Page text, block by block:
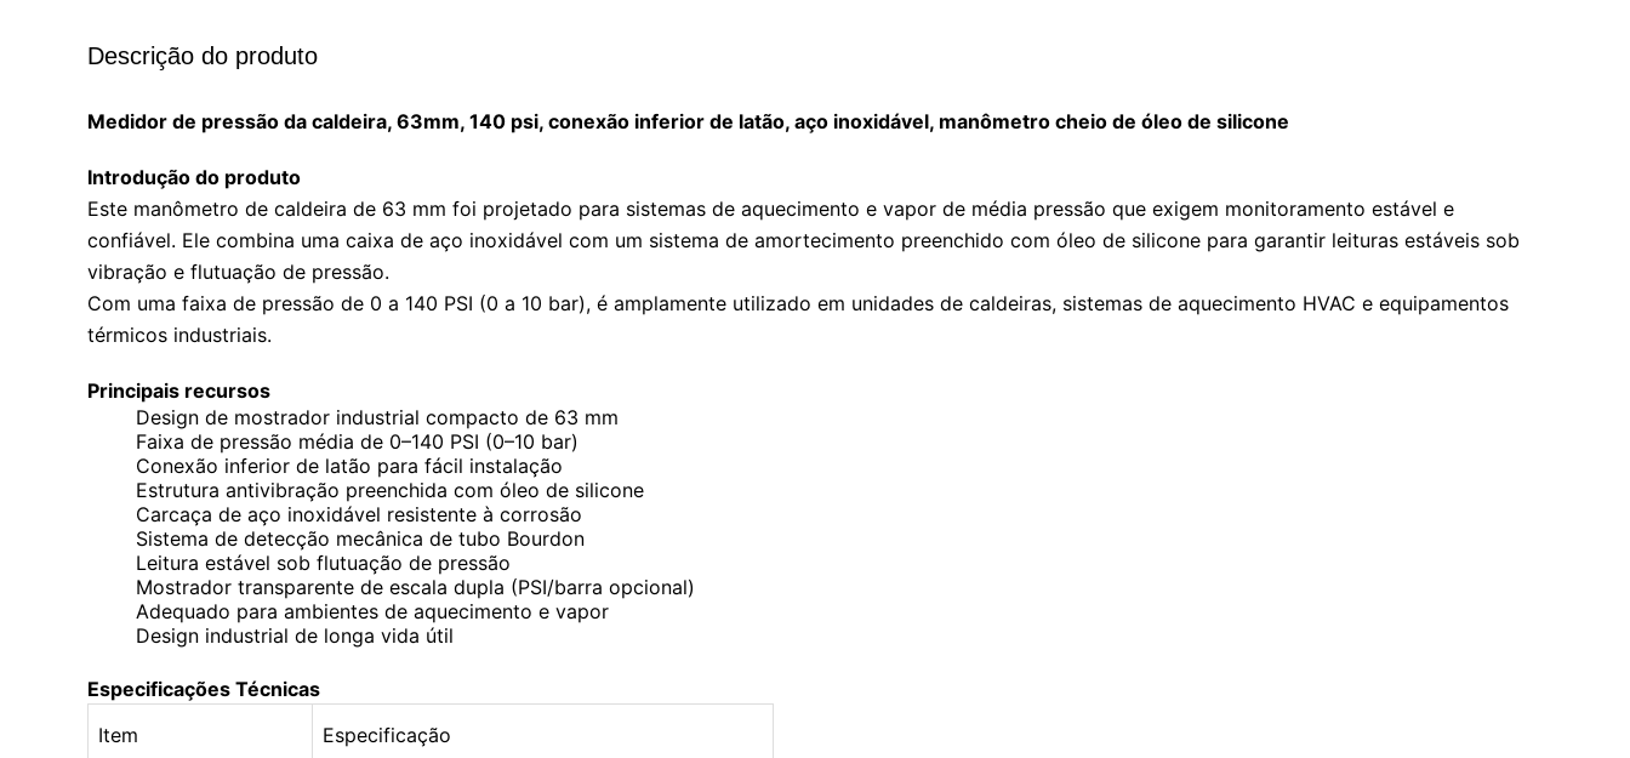
Descrição do produto
Medidor de pressão da caldeira, 63mm, 140 psi, conexão inferior de latão, aço inoxidável, manômetro cheio de óleo de silicone
Introdução do produto
Este manômetro de caldeira de 63 mm foi projetado para sistemas de aquecimento e vapor de média pressão que exigem monitoramento estável e
confiável. Ele combina uma caixa de aço inoxidável com um sistema de amortecimento preenchido com óleo de silicone para garantir leituras estáveis ​​sob
vibração e flutuação de pressão.
Com uma faixa de pressão de 0 a 140 PSI (0 a 10 bar), é amplamente utilizado em unidades de caldeiras, sistemas de aquecimento HVAC e equipamentos
térmicos industriais.
Principais recursos
Design de mostrador industrial compacto de 63 mm
Faixa de pressão média de 0–140 PSI (0–10 bar)
Conexão inferior de latão para fácil instalação
Estrutura antivibração preenchida com óleo de silicone
Carcaça de aço inoxidável resistente à corrosão
Sistema de detecção mecânica de tubo Bourdon
Leitura estável sob flutuação de pressão
Mostrador transparente de escala dupla (PSI/barra opcional)
Adequado para ambientes de aquecimento e vapor
Design industrial de longa vida útil
Especificações Técnicas
Item
Especificação